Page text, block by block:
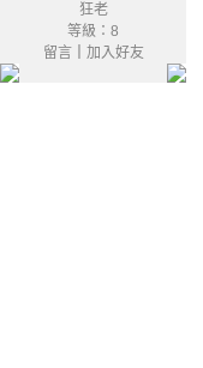
狂老
等級：8
留言｜ 加入好友